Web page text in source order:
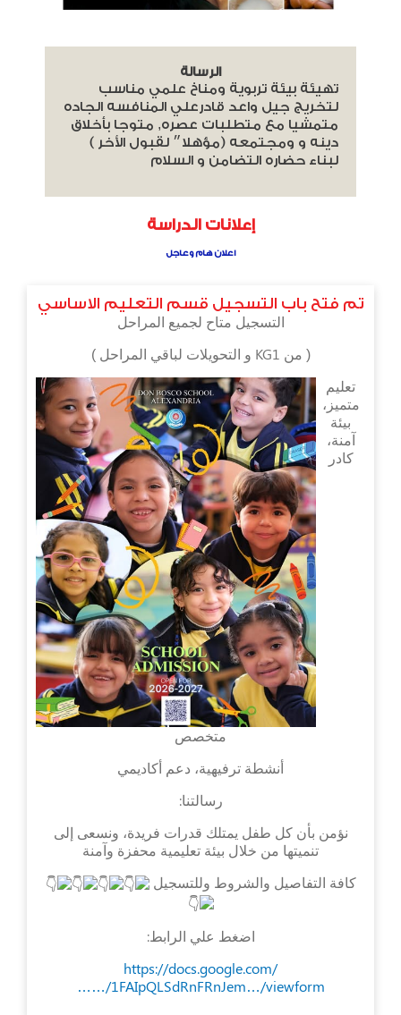
الرسالة
تهيئة بيئة تربوية ومناخ علمي مناسب
لتخريج جيل واعد قادرعلي المنافسه الجاده
متمشيا مع متطلبات عصره, متوجا بأخلاق
دينه و ومجتمعه (مؤهلا״ لقبول الأخر )
لبناء حضاره التضامن و السلام
إعلانات الدراسة
اعلان هام وعاجل
تم فتح باب التسجيل قسم التعليم الاساسي
التسجيل متاح لجميع المراحل
( من KG1 و التحويلات لباقي المراحل )
تعليم
متميز،
بيئة
آمنة،
كادر
متخصص
أنشطة ترفيهية، دعم أكاديمي
رسالتنا:
نؤمن بأن كل طفل يمتلك قدرات فريدة، ونسعى إلى
تنميتها من خلال بيئة تعليمية محفزة وآمنة
كافة التفاصيل والشروط وللتسجيل
اضغط علي الرابط:
https://docs.google.com/
…/1FAIpQLSdRnFRnJem…/viewform…